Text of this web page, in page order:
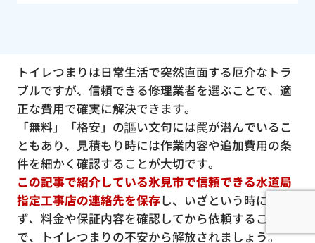
トイレつまりは日常生活で突然直面する厄介なトラ
ブルですが、信頼できる修理業者を選ぶことで、適
正な費用で確実に解決できます。
「無料」「格安」の謳い文句には罠が潜んでいるこ
ともあり、見積もり時には作業内容や追加費用の条
件を細かく確認することが大切です。
この記事で紹介している氷見市で信頼できる水道局
指定工事店の連絡先を保存し、いざという時に慌て
ず、料金や保証内容を確認してから依頼すること
で、トイレつまりの不安から解放されましょう。